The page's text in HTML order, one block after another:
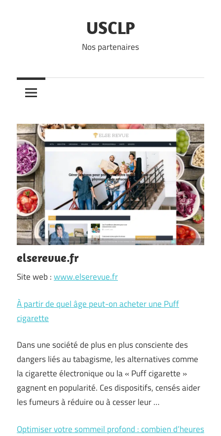
USCLP
Nos partenaires
elserevue.fr
Site web :www.elserevue.fr
À partir de quel âge peut-on acheter une Puff
cigarette
Dans une société de plus en plus consciente des
dangers liés au tabagisme, les alternatives comme
la cigarette électronique ou la « Puff cigarette »
gagnent en popularité. Ces dispositifs, censés aider
les fumeurs à réduire ou à cesser leur …
Optimiser votre sommeil profond : combien d’heures